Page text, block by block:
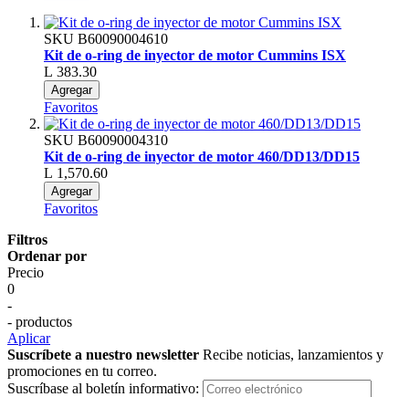
SKU B60090004610
Kit de o-ring de inyector de motor Cummins ISX
L 383.30
Agregar
Favoritos
SKU B60090004310
Kit de o-ring de inyector de motor 460/DD13/DD15
L 1,570.60
Agregar
Favoritos
Filtros
Ordenar por
Precio
0
-
- productos
Aplicar
Suscríbete a nuestro newsletter Recibe noticias, lanzamientos y
promociones en tu correo.
Suscríbase al boletín informativo: